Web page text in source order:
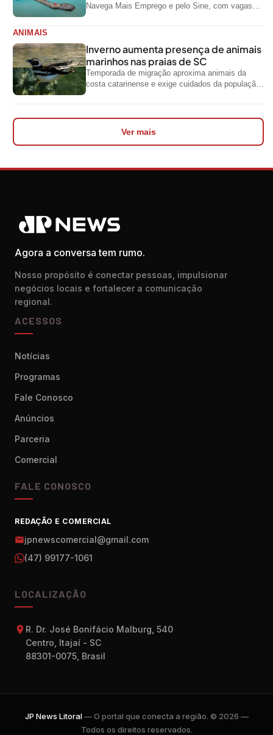
Navega Mais Emprego e pelo Sine, com vagas
ANIMAIS
Inverno aumenta presença de animais
marinhos nas praias de SC
Temporada de migração aproxima animais da
costa catarinense e exige cuidados da população
Ver mais
Agora a conversa tem rumo.
Nosso propósito é conectar pessoas, impulsionar
negócios locais e fortalecer a comunicação
regional.
ACESSOS
Notícias
Programas
Fale Conosco
Anúncios
Parceria
Comercial
FALE CONOSCO
REDAÇÃO E COMERCIAL
jpnewscomercial@gmail.com
(47) 99177-1061
LOCALIZAÇÃO
R. Dr. José Bonifácio Malburg, 540
Centro, Itajaí - SC
88301-0075, Brasil
JP News Litoral— O portal que conecta a região. © 2026 —
Todos os direitos reservados.